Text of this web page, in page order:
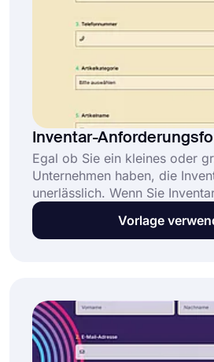
Inventar-
Egal ob Sie ein kleines oder
Unternehmen haben, die
unerlässlich. Wenn Sie
oder von externen Quellen
verwenden Sie dieses
forms.app zu verwenden.
Vorlage